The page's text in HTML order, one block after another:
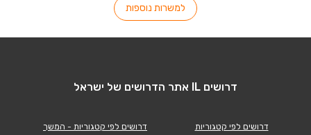
למשרות נוספות
דרושים IL אתר הדרושים של ישראל
דרושים לפי קטגוריות
דרושים לפי קטגוריות - המשך